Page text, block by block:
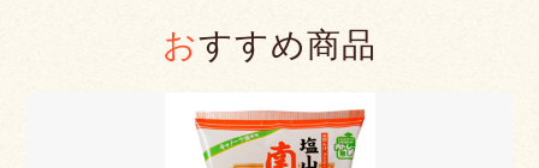
おすすめ商品